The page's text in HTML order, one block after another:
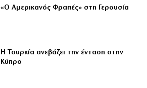
«Ο Αμερικανός Φραπές» στη Γερουσία
Η Τουρκία ανεβάζει την ένταση στην
Κύπρο